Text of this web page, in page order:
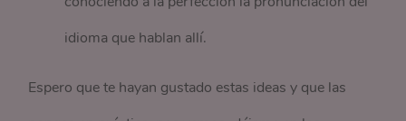
idioma que hablan allí.
Espero que te hayan gustado estas ideas y que las